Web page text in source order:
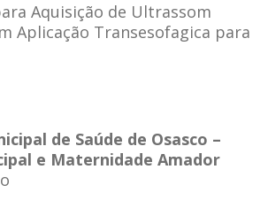
Aquisição de Ultrassom
Aplicação Transesofagica para
de Saúde de Osasco –
e Maternidade Amador